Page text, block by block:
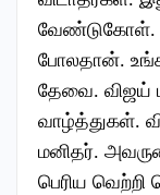
வேண்டுகோள்.
போலதான்.
தேவை. விஜய்
வாழ்த்துகள்.
மனிதர்.
பெரிய